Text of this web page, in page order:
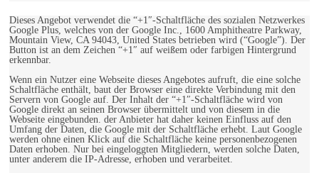
Dieses Angebot verwendet die “+1″-Schaltfläche des sozialen Netzwerkes
Google Plus, welches von der Google Inc., 1600 Amphitheatre Parkway,
Mountain View, CA 94043, United States betrieben wird (“Google”). Der
Button ist an dem Zeichen “+1″ auf weißem oder farbigen Hintergrund
erkennbar.
Wenn ein Nutzer eine Webseite dieses Angebotes aufruft, die eine solche
Schaltfläche enthält, baut der Browser eine direkte Verbindung mit den
Servern von Google auf. Der Inhalt der “+1″-Schaltfläche wird von
Google direkt an seinen Browser übermittelt und von diesem in die
Webseite eingebunden. der Anbieter hat daher keinen Einfluss auf den
Umfang der Daten, die Google mit der Schaltfläche erhebt. Laut Google
werden ohne einen Klick auf die Schaltfläche keine personenbezogenen
Daten erhoben. Nur bei eingeloggten Mitgliedern, werden solche Daten,
unter anderem die IP-Adresse, erhoben und verarbeitet.